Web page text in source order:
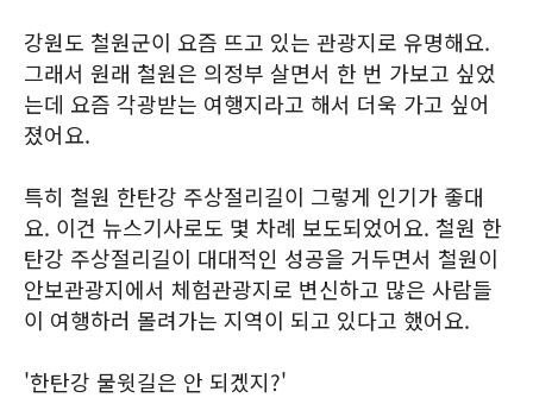
강원도 철원군이 요즘 뜨고 있는 관광지로 유명해요.
그래서 원래 철원은 의정부 살면서 한 번 가보고 싶었
는데 요즘 각광받는 여행지라고 해서 더욱 가고 싶어
졌어요.
특히 철원 한탄강 주상절리길이 그렇게 인기가 좋대
요. 이건 뉴스기사로도 몇 차례 보도되었어요. 철원 한
탄강 주상절리길이 대대적인 성공을 거두면서 철원이
안보관광지에서 체험관광지로 변신하고 많은 사람들
이 여행하러 몰려가는 지역이 되고 있다고 했어요.
'한탄강 물윗길은 안 되겠지?'